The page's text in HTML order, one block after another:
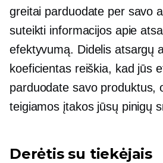
greitai parduodate per savo
suteikti informacijos apie
efektyvumą. Didelis atsargų
koeficientas reiškia, kad jūs
parduodate savo produktus,
teigiamos įtakos jūsų pinigų
Derėtis su tiekėjais